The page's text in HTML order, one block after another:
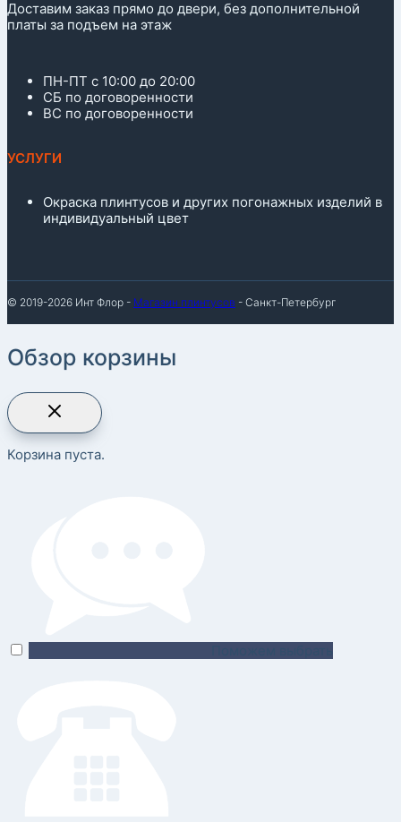
Доставим заказ прямо до двери, без дополнительной
платы за подъем на этаж
ПН-ПТ с 10:00 до 20:00
СБ по договоренности
ВС по договоренности
УСЛУГИ
Окраска плинтусов и других погонажных изделий в
индивидуальный цвет
© 2019-2026 Инт Флор - Магазин плинтусов - Санкт-Петербург
Обзор корзины
Корзина пуста.